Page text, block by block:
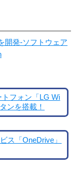
開発-ソフトウェア
フォン「LG Wi
ンを搭載！
ス「OneDrive」